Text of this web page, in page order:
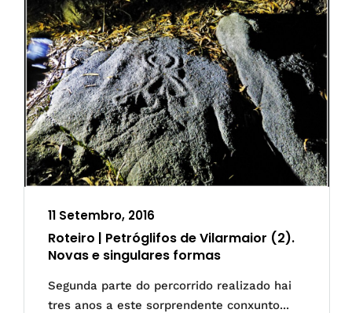
11 Setembro, 2016
Roteiro | Petróglifos de Vilarmaior (2).
Novas e singulares formas
Segunda parte do percorrido realizado hai
tres anos a este sorprendente conxunto...